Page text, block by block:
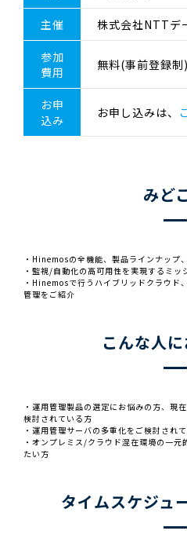
主催 株式会社NTTデ
参加
費用
無料(事前登録制)
お申
込み
お申し込みは、
みど
・Hinemosの全機能、製品ラインナップ
・監視/自動化の高可用性を実現するミッ
・Hinemosで行うハイブリッドクラウド
管理をご紹介
こんな人
・運用管理製品の選定にお悩みの方、現
検討されている方
・運用管理サーバの多重化をご検討され
・オンプレミス/クラウド混在環境の一
たい方
タイムスケジュ